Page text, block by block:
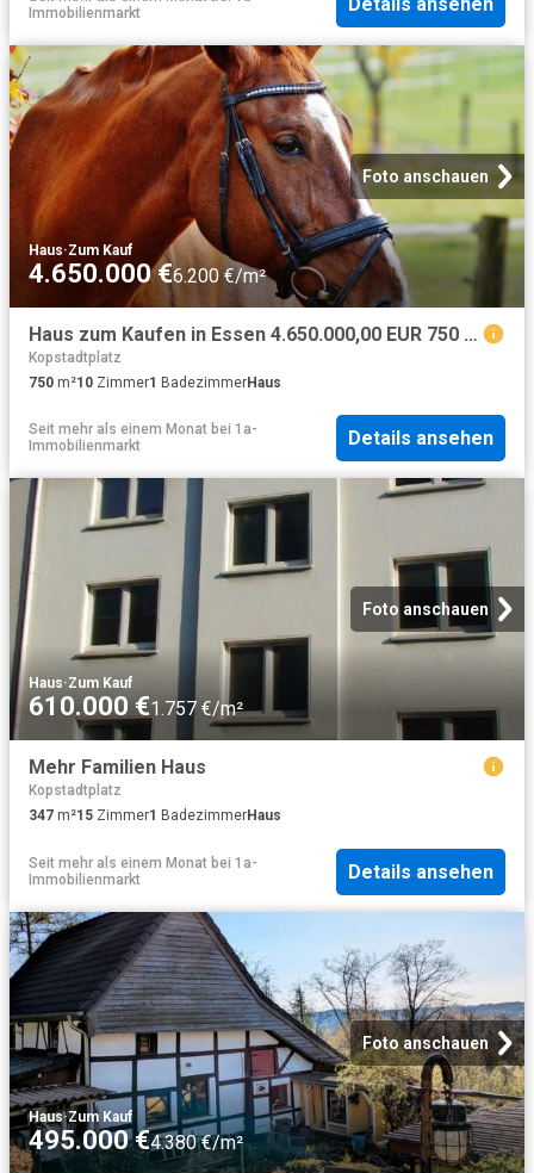
Immobilienmarkt
Details ansehen
Foto anschauen
Haus·Zum Kauf
4.650.000 €6.200 €/m²
Haus zum Kaufen in Essen 4.650.000,00 EUR 750 m²
Kopstadtplatz
750 m²10 Zimmer1 BadezimmerHaus
Seit mehr als einem Monat bei 1a-
Immobilienmarkt
Details ansehen
Foto anschauen
Haus·Zum Kauf
610.000 €1.757 €/m²
Mehr Familien Haus
Kopstadtplatz
347 m²15 Zimmer1 BadezimmerHaus
Seit mehr als einem Monat bei 1a-
Immobilienmarkt
Details ansehen
Foto anschauen
Haus·Zum Kauf
495.000 €4.380 €/m²